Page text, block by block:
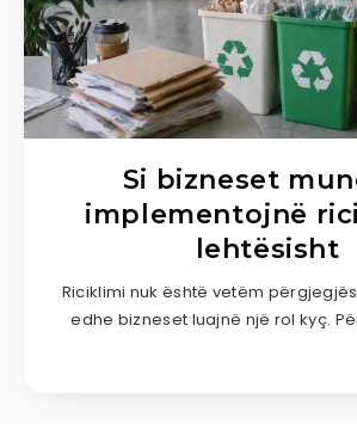
Si bizneset
implementojnë
lehtësisht
Riciklimi nuk është vetëm
edhe bizneset luajnë një rol kyç.